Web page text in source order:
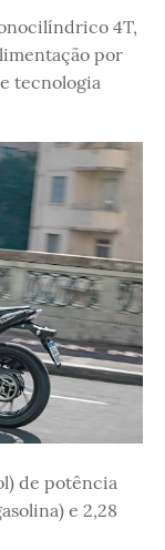
4T,
por
tecnologia
de potência
e 2,28